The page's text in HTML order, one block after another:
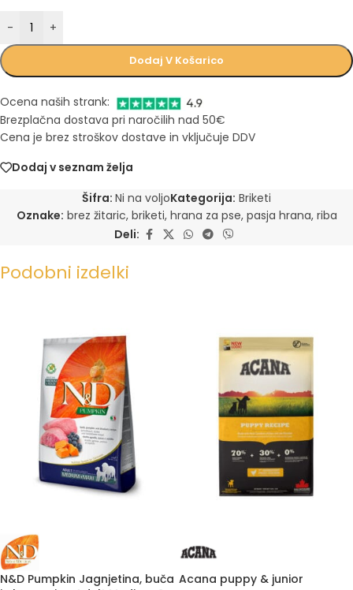
- +
Dodaj V Košarico
Ocena naših strank:
Brezplačna dostava pri naročilih nad 50€
Cena je brez stroškov dostave in vključuje DDV
Dodaj v seznam želja
Šifra: Ni na voljoKategorija: Briketi
Oznake: brez žitaric, briketi, hrana za pse, pasja hrana, riba
Deli:
Podobni izdelki
N&D Pumpkin Jagnjetina, buča Acana puppy & junior